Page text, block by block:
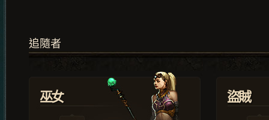
追隨者
巫女 盜賊